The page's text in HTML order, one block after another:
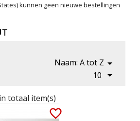
kunnen geen nieuwe bestellingen
Naam: A tot Z 
10 
totaal item(s)
favorite_border